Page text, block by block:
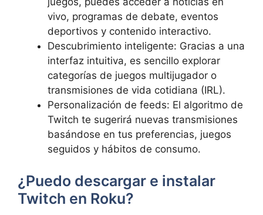
vivo, programas de debate, eventos
deportivos y contenido interactivo.
Descubrimiento inteligente: Gracias a una
interfaz intuitiva, es sencillo explorar
categorías de juegos multijugador o
transmisiones de vida cotidiana (IRL).
Personalización de feeds: El algoritmo de
Twitch te sugerirá nuevas transmisiones
basándose en tus preferencias, juegos
seguidos y hábitos de consumo.
¿Puedo descargar e instalar
Twitch en Roku?